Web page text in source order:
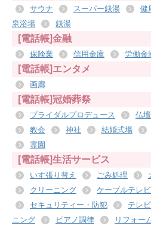
サウナ スーパー銭湯 健
泉浴場
銭湯
[電話帳]金融
保険業 信用金庫 労働金
[電話帳]エンタメ
画廊
[電話帳]冠婚葬祭
ブライダルプロデュース 仏
教会
神社 結婚式場
霊園
[電話帳]生活サービス
いす張り替え ごみ処理
クリーニング
ケーブルテレビ
セキュリティー・防犯
テレ
ニング
ピアノ調律 リフォー